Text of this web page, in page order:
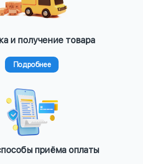
и получение товара
Подробнее
приёма оплаты